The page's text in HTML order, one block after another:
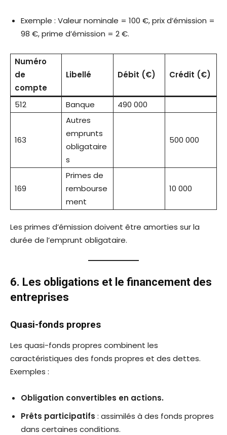
Exemple : Valeur nominale = 100 €, prix d’émission =
98 €, prime d’émission = 2 €.
Numéro
de
compte
Libellé Débit (€) Crédit (€)
512 Banque 490 000
163
Autres
emprunts
obligataire
s
500 000
169
Primes de
rembourse
ment
10 000
Les primes d’émission doivent être amorties sur la
durée de l’emprunt obligataire.
6. Les obligations et le financement des
entreprises
Quasi-fonds propres
Les quasi-fonds propres combinent les
caractéristiques des fonds propres et des dettes.
Exemples :
Obligation convertibles en actions.
Prêts participatifs : assimilés à des fonds propres
dans certaines conditions.